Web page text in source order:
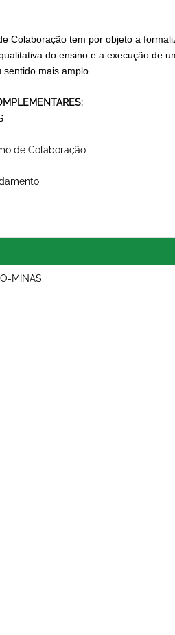
Colaboração tem por objeto a
do ensino e a execução de
mais amplo.
de Colaboração
MINAS